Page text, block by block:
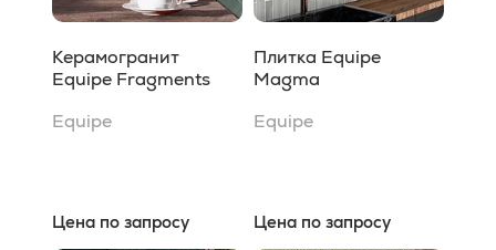
Керамогранит
Equipe Fragments
Equipe
Цена по запросу
Плитка Equipe
Magma
Equipe
Цена по запросу